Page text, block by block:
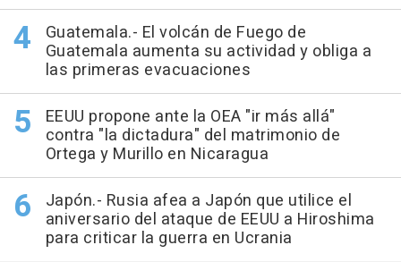
Guatemala.- El volcán de Fuego de
Guatemala aumenta su actividad y obliga a
las primeras evacuaciones
EEUU propone ante la OEA "ir más allá"
contra "la dictadura" del matrimonio de
Ortega y Murillo en Nicaragua
Japón.- Rusia afea a Japón que utilice el
aniversario del ataque de EEUU a Hiroshima
para criticar la guerra en Ucrania